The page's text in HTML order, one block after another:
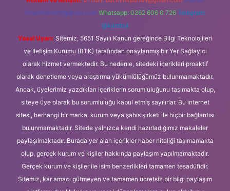
forumhizmeti@gmail.com Whatsapp: 0262 606 0 726 Telegram:
@karabul
Yasal Uyarı: Sitemiz, 5651 Sayılı Kanun gereğince Bilgi Teknolojileri
ve İletişim Kurumu (BTK) tarafından onaylanmış bir Yer Sağlayıcı
olarak hizmet vermektedir. Bu nedenle, sitedeki içerikleri proaktif
olarak denetleme veya araştırma yükümlülüğümüz bulunmamaktadır.
Ancak, üyelerimiz yazdıkları içeriklerin sorumluluğunu taşımakta olup,
siteye üye olarak bu sorumluluğu kabul etmiş sayılırlar. Bu internet
sitesi, herhangi bir marka, kurum veya şahıs şirketi ile hiçbir bağlantısı
bulunmamaktadır. Sitede yalnızca kendi hazırladığımız makaleler
paylaşılmaktadır. Burada yer alan içerikler haber niteliği taşımamakta
olup, gerçek kurum ve kişiler hakkında paylaşım yapılmamaktadır.
Gerçek kurum ve kişiler ile isim benzerlikleri tamamen tesadüfidir.
Sitemiz, kar amacı gütmeyen ve tamamen ücretsiz bir bilgi paylaşım